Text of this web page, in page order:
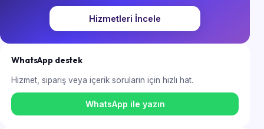
Hizmetleri İncele
WhatsApp destek
Hizmet, sipariş veya içerik soruların için hızlı hat.
WhatsApp ile yazın